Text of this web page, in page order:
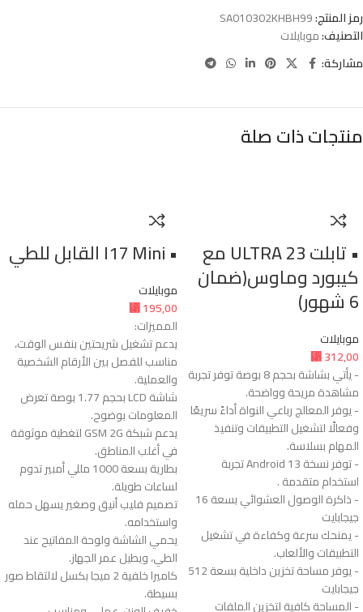
رمز المنتج:SA010302KHBH99
التصنيف:موبايلات
مشاركة:
منتجات ذات صلة
• تابلت 23 ULTRA مع
كيبورد وماوس(ضمان
6 شهور)
موبايلات
⃁312,00
- يأتي بشاشة بحجم 8 بوصة توفر تجربة
مشاهدة مريحة وواضحة.
- يوفر المعالج رباعي النواة أداءً سريعًا
وفعالًا لتشغيل التطبيقات وتنفيذ
المهام بسلاسة.
- توفر نسخة Android 13 تجربة
استخدام متقدمة .
- ذاكرة الوصول العشوائي بسعة 16
جيجابايت
- يمنحك سرعة وكفاءة في تشغيل
التطبيقات والألعاب.
- يوفر مساحة تخزين داخلية بسعة 512
جيجابايت
- المساحة كافية لتخزين الملفات
• I17 Mini القابل للطي
موبايلات
⃁195,00
المميزات:
يدعم تشغيل شريحتين بنفس الوقت،
مناسب للفصل بين الأرقام الشخصية
والعملية.
شاشة LCD بحجم 1.77 بوصة تعرض
المعلومات بوضوح.
يدعم شبكة GSM 2G لتغطية موثوقة
في أغلب المناطق.
بطارية بسعة 1000 مللي أمبير تدوم
لساعات طويلة.
تصميم فليب أنيق وصغير يسهل حمله
واستخدامه.
يحمي الشاشة ولوحة المفاتيح عند
الطي، ويطيل عمر الجهاز.
كاميرا خلفية 2 ميجا بكسل لالتقاط صور
بسيطة.